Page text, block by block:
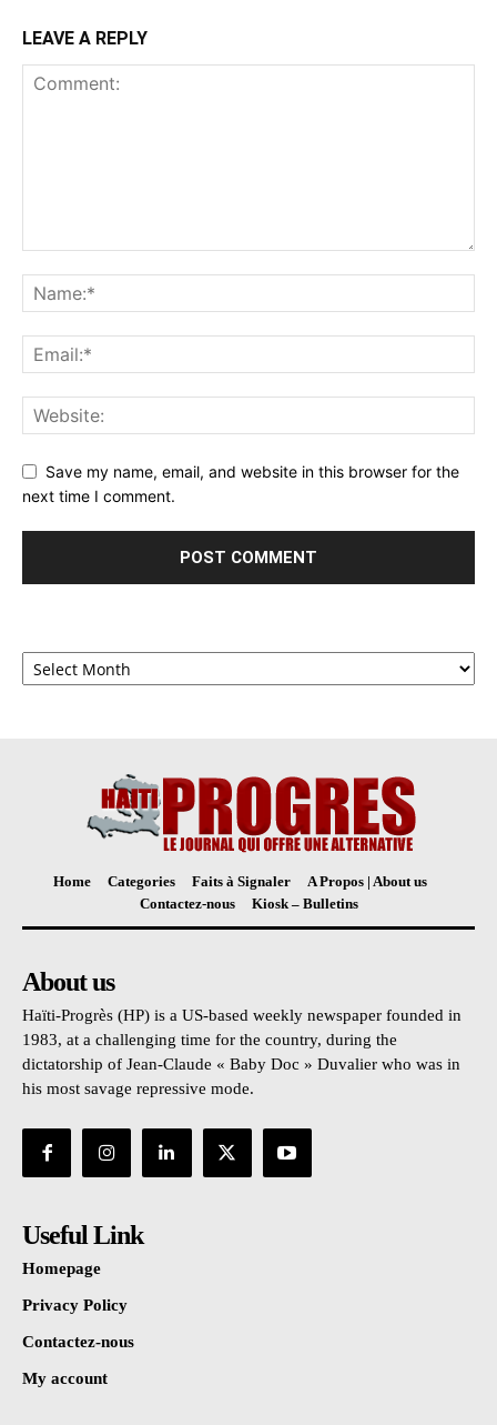
LEAVE A REPLY
Save my name, email, and website in this browser for the
next time I comment.
Archives
Home Categories Faits à Signaler
A Propos | About us
Contactez-nous
Kiosk – Bulletins
About us
Haïti-Progrès (HP) is a US-based weekly newspaper founded in
1983, at a challenging time for the country, during the
dictatorship of Jean-Claude « Baby Doc » Duvalier who was in
his most savage repressive mode.
Useful Link
Homepage
Privacy Policy
Contactez-nous
My account